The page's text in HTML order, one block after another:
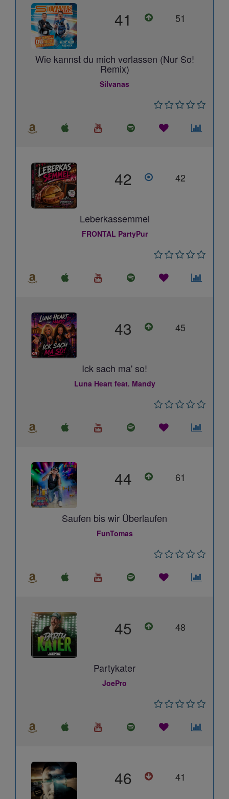
41 51
Wie kannst du mich verlassen (Nur So!
Remix)
Silvanas
42 42
Leberkassemmel
FRONTAL PartyPur
43 45
Ick sach ma' so!
Luna Heart feat. Mandy
44 61
Saufen bis wir Überlaufen
FunTomas
45 48
Partykater
JoePro
46 41